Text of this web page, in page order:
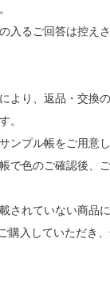
入るご回答は控え
より、返品・交換
。
ンプル帳をご用意
で色のご確認後、
されていない商品
購入していただき